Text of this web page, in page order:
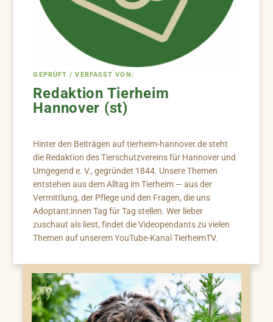
GEPRÜFT / VERFASST VON:
Redaktion Tierheim
Hannover (st)
Hinter den Beiträgen auf tierheim-hannover.de steht
die Redaktion des Tierschutzvereins für Hannover und
Umgegend e. V., gegründet 1844. Unsere Themen
entstehen aus dem Alltag im Tierheim — aus der
Vermittlung, der Pflege und den Fragen, die uns
Adoptant:innen Tag für Tag stellen. Wer lieber
zuschaut als liest, findet die Videopendants zu vielen
Themen auf unserem YouTube-Kanal TierheimTV.